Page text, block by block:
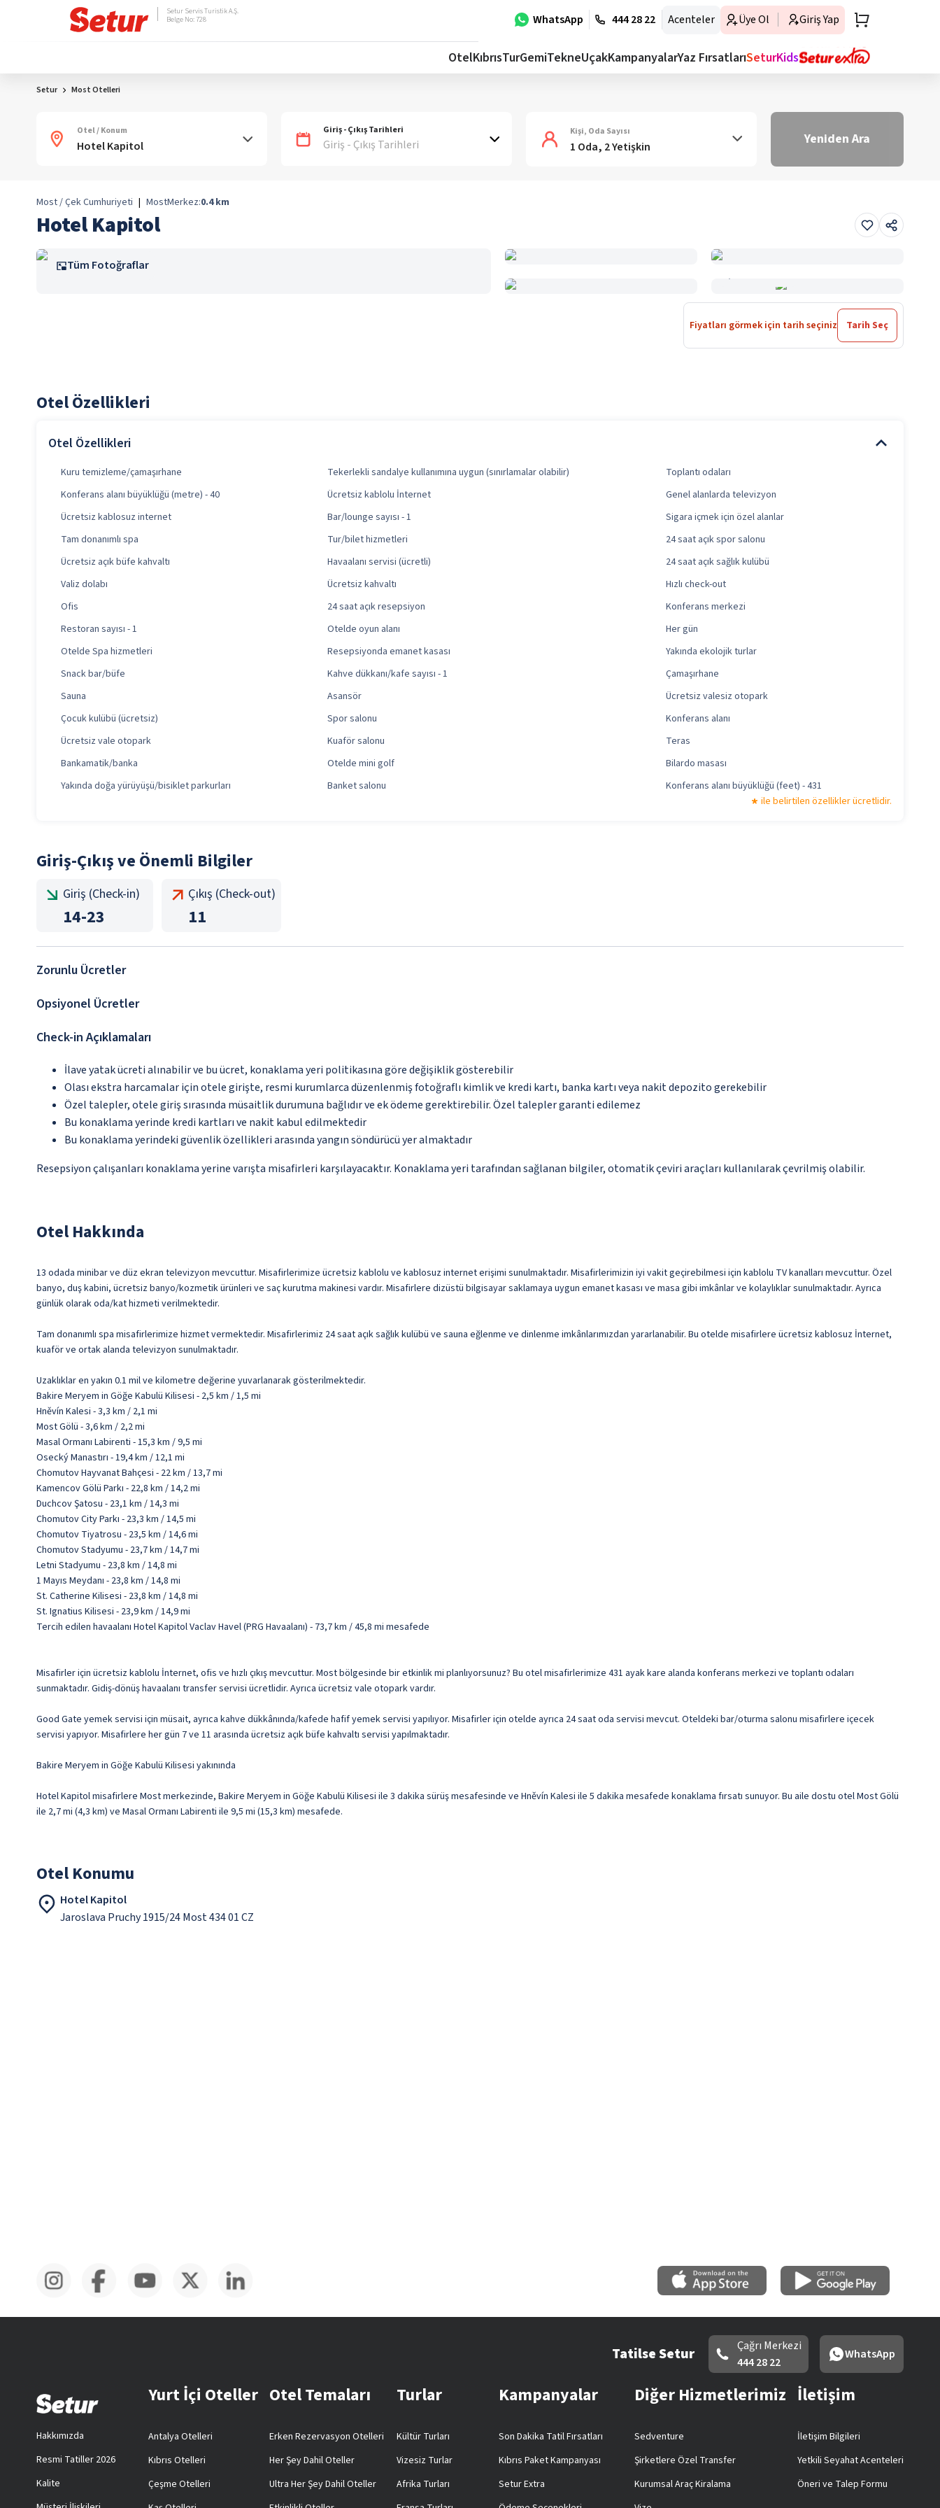
WhatsApp 444 28 22 Acenteler Üye Ol Giriş Yap
Setur Servis Turistik A.Ş.
Belge No: 728
OtelKıbrısTurGemiTekneUçakKampanyalarYaz FırsatlarıSeturKids
Setur Most Otelleri
Otel / Konum Giriş - Çıkış Tarihleri
Giriş - Çıkış Tarihleri
Kişi, Oda Sayısı
1 Oda, 2 Yetişkin Yeniden Ara
Most / Çek Cumhuriyeti | MostMerkez:0.4 km
Hotel Kapitol
Tüm Fotoğraflar
Fiyatları görmek için tarih seçiniz Tarih Seç
Otel Özellikleri
Otel Özellikleri
Kuru temizleme/çamaşırhane Tekerlekli sandalye kullanımına uygun (sınırlamalar olabilir)
Toplantı odaları
Konferans alanı büyüklüğü (metre) - 40
Ücretsiz kablolu İnternet
Genel alanlarda televizyon
Ücretsiz kablosuz internet
Bar/lounge sayısı - 1
Sigara içmek için özel alanlar
Tam donanımlı spa
Tur/bilet hizmetleri
24 saat açık spor salonu
Ücretsiz açık büfe kahvaltı
Havaalanı servisi (ücretli)
24 saat açık sağlık kulübü
Valiz dolabı
Ücretsiz kahvaltı
Hızlı check-out
Ofis
24 saat açık resepsiyon
Konferans merkezi
Restoran sayısı - 1
Otelde oyun alanı
Her gün
Otelde Spa hizmetleri
Resepsiyonda emanet kasası
Yakında ekolojik turlar
Snack bar/büfe
Kahve dükkanı/kafe sayısı - 1
Çamaşırhane
Sauna
Asansör
Ücretsiz valesiz otopark
Çocuk kulübü (ücretsiz)
Spor salonu
Konferans alanı
Ücretsiz vale otopark
Kuaför salonu
Teras
Bankamatik/banka
Otelde mini golf
Bilardo masası
Yakında doğa yürüyüşü/bisiklet parkurları
Banket salonu
Konferans alanı büyüklüğü (feet) - 431
ile belirtilen özellikler ücretlidir.
Giriş-Çıkış ve Önemli Bilgiler
Giriş (Check-in)
14-23
Çıkış (Check-out)
11
Zorunlu Ücretler
Opsiyonel Ücretler
Check-in Açıklamaları
İlave yatak ücreti alınabilir ve bu ücret, konaklama yeri politikasına göre değişiklik gösterebilir
Olası ekstra harcamalar için otele girişte, resmi kurumlarca düzenlenmiş fotoğraflı kimlik ve kredi kartı, banka kartı veya nakit depozito gerekebilir
Özel talepler, otele giriş sırasında müsaitlik durumuna bağlıdır ve ek ödeme gerektirebilir. Özel talepler garanti edilemez
Bu konaklama yerinde kredi kartları ve nakit kabul edilmektedir
Bu konaklama yerindeki güvenlik özellikleri arasında yangın söndürücü yer almaktadır
Resepsiyon çalışanları konaklama yerine varışta misafirleri karşılayacaktır. Konaklama yeri tarafından sağlanan bilgiler, otomatik çeviri araçları kullanılarak çevrilmiş olabilir.
Otel Hakkında
13 odada minibar ve düz ekran televizyon mevcuttur. Misafirlerimize ücretsiz kablolu ve kablosuz internet erişimi sunulmaktadır. Misafirlerimizin iyi vakit geçirebilmesi için kablolu TV kanalları mevcuttur. Özel
banyo, duş kabini, ücretsiz banyo/kozmetik ürünleri ve saç kurutma makinesi vardır. Misafirlere dizüstü bilgisayar saklamaya uygun emanet kasası ve masa gibi imkânlar ve kolaylıklar sunulmaktadır. Ayrıca
günlük olarak oda/kat hizmeti verilmektedir.
Tam donanımlı spa misafirlerimize hizmet vermektedir. Misafirlerimiz 24 saat açık sağlık kulübü ve sauna eğlenme ve dinlenme imkânlarımızdan yararlanabilir. Bu otelde misafirlere ücretsiz kablosuz İnternet,
kuaför ve ortak alanda televizyon sunulmaktadır.
Uzaklıklar en yakın 0.1 mil ve kilometre değerine yuvarlanarak gösterilmektedir.
Bakire Meryem in Göğe Kabulü Kilisesi - 2,5 km / 1,5 mi
Hněvín Kalesi - 3,3 km / 2,1 mi
Most Gölü - 3,6 km / 2,2 mi
Masal Ormanı Labirenti - 15,3 km / 9,5 mi
Osecký Manastırı - 19,4 km / 12,1 mi
Chomutov Hayvanat Bahçesi - 22 km / 13,7 mi
Kamencov Gölü Parkı - 22,8 km / 14,2 mi
Duchcov Şatosu - 23,1 km / 14,3 mi
Chomutov City Parkı - 23,3 km / 14,5 mi
Chomutov Tiyatrosu - 23,5 km / 14,6 mi
Chomutov Stadyumu - 23,7 km / 14,7 mi
Letni Stadyumu - 23,8 km / 14,8 mi
1 Mayıs Meydanı - 23,8 km / 14,8 mi
St. Catherine Kilisesi - 23,8 km / 14,8 mi
St. Ignatius Kilisesi - 23,9 km / 14,9 mi
Tercih edilen havaalanı Hotel Kapitol Vaclav Havel (PRG Havaalanı) - 73,7 km / 45,8 mi mesafede
Misafirler için ücretsiz kablolu İnternet, ofis ve hızlı çıkış mevcuttur. Most bölgesinde bir etkinlik mi planlıyorsunuz? Bu otel misafirlerimize 431 ayak kare alanda konferans merkezi ve toplantı odaları
sunmaktadır. Gidiş-dönüş havaalanı transfer servisi ücretlidir. Ayrıca ücretsiz vale otopark vardır.
Good Gate yemek servisi için müsait, ayrıca kahve dükkânında/kafede hafif yemek servisi yapılıyor. Misafirler için otelde ayrıca 24 saat oda servisi mevcut. Oteldeki bar/oturma salonu misafirlere içecek
servisi yapıyor. Misafirlere her gün 7 ve 11 arasında ücretsiz açık büfe kahvaltı servisi yapılmaktadır.
Bakire Meryem in Göğe Kabulü Kilisesi yakınında
Hotel Kapitol misafirlere Most merkezinde, Bakire Meryem in Göğe Kabulü Kilisesi ile 3 dakika sürüş mesafesinde ve Hněvín Kalesi ile 5 dakika mesafede konaklama fırsatı sunuyor. Bu aile dostu otel Most Gölü
ile 2,7 mi (4,3 km) ve Masal Ormanı Labirenti ile 9,5 mi (15,3 km) mesafede.
Otel Konumu
Hotel Kapitol
Jaroslava Pruchy 1915/24 Most 434 01 CZ
Tatilse Setur
Çağrı Merkezi
444 28 22
WhatsApp
Hakkımızda
Resmi Tatiller 2026
Kalite
Yurt İçi Oteller
Antalya Otelleri
Kıbrıs Otelleri
Çeşme Otelleri
Otel Temaları
Erken Rezervasyon Otelleri
Her Şey Dahil Oteller
Ultra Her Şey Dahil Oteller
Turlar
Kültür Turları
Vizesiz Turlar
Afrika Turları
Kampanyalar
Son Dakika Tatil Fırsatları
Kıbrıs Paket Kampanyası
Setur Extra
Diğer Hizmetlerimiz
Sedventure
Şirketlere Özel Transfer
Kurumsal Araç Kiralama
İletişim
İletişim Bilgileri
Yetkili Seyahat Acenteleri
Öneri ve Talep Formu